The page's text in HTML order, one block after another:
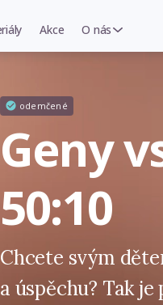
Akce O nás
odemčené
Geny
50:10
Chcete svým
a úspěchu? Tak